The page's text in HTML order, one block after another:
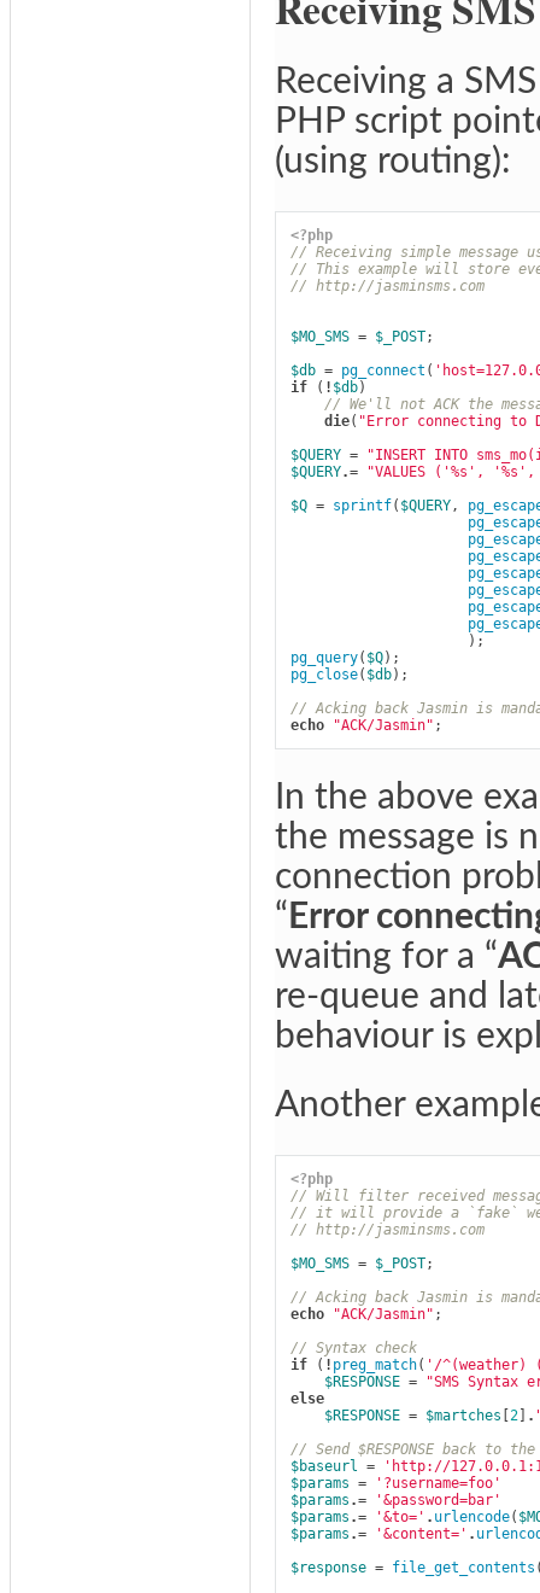
Receiving a
PHP script
(using routing):
<?php
// Receiving simple message
// This example will store
// http://jasminsms.com
$MO_SMS = $_POST;
$db = pg_connect (
if
( ! $db)
// We'll not ACK the
die( "Error connecting to
$QUERY =
"INSERT INTO
$QUERY.=
"VALUES ('%s',
$Q = sprintf( $QUERY ,
);
pg_query( $Q);
pg_close( $db);
// Acking back Jasmin is
echo
"ACK/Jasmin" ;
In the above
the message is
connection
“ Error
waiting for a “
re-queue and
behaviour is
Another
<?php
// Will filter received
// it will provide a `fake`
// http://jasminsms.com
$MO_SMS = $_POST;
// Acking back Jasmin is
echo
"ACK/Jasmin" ;
// Syntax check
if
( ! preg_match( '/
$RESPONSE =
"SMS
else
$RESPONSE = $martches [2] .
// Send $RESPONSE back to
$baseurl
=
'http://
$params =
'?username=foo'
$params .=
'&password=bar'
$params .= '&to=' . urlencode(
$params .= '&content=' .
$response = file_get_contents